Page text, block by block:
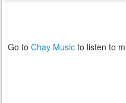
Go to Chay Music to listen to